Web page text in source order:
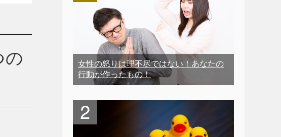
の
女性の怒りは理不尽ではない！あなたの
行動が作ったもの！